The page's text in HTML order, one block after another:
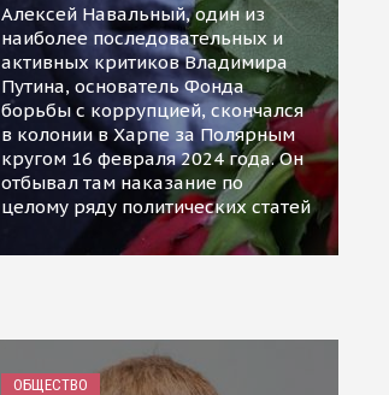
Алексей Навальный, один из
наиболее последовательных и
активных критиков Владимира
Путина, основатель Фонда
борьбы с коррупцией, скончался
в колонии в Харпе за Полярным
кругом 16 февраля 2024 года. Он
отбывал там наказание по
целому ряду политических статей
ОБЩЕСТВО